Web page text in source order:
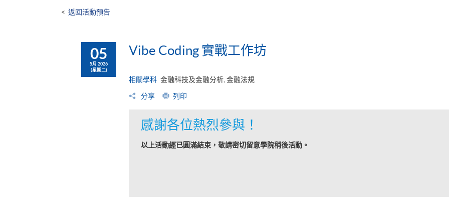
< 返回活動預告
05
5月 2026
(星期二)
Vibe Coding 實戰工作坊
相關學科 金融科技及金融分析, 金融法規
分享 列印
感謝各位熱烈參與！
以上活動經已圓滿結束，敬請密切留意學院稍後活動。